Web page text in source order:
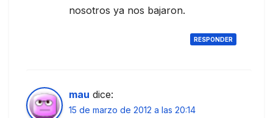
nosotros ya nos bajaron.
RESPONDER
mau dice:
15 de marzo de 2012 a las 20:14